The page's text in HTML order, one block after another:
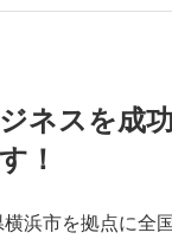
ネスを成
！
浜市を拠点に全